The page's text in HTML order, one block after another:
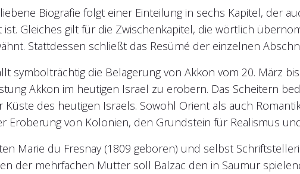
Biografie folgt einer Einteilung in sechs Kapitel, der
Gleiches gilt für die Zwischenkapitel, die wörtlich
Stattdessen schließt das Resümé der einzelnen
symbolträchtig die Belagerung von Akkon vom 20. März
Akkon im heutigen Israel zu erobern. Das Scheitern
des heutigen Israels. Sowohl Orient als auch
Eroberung von Kolonien, den Grundstein für Realismus
Marie du Fresnay (1809 geboren) und selbst
der mehrfachen Mutter soll Balzac den in Saumur